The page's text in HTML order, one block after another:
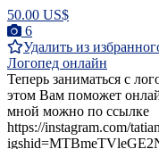
50.00 US$
6
Удалить из
Логопед онлайн
Теперь заниматься с
этом Вам поможет
мной можно по ссылке
https://instagram.com/